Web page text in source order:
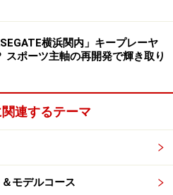
横浜関内」キープレーヤ
スポーツ主軸の再開発で輝き取り
連するテーマ
モデルコース